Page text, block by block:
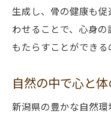
生成し、骨の健康も
わせることで、心身
もたらすことができる
自然の中で心と
新潟県の豊かな自然